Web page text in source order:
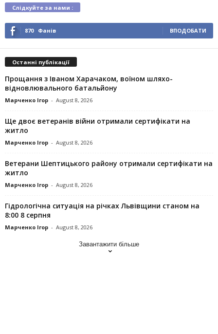
Слідкуйте за нами :
870 Фанів ВПОДОБАТИ
Останні публікації
Прощання з Іваном Харачаком, воїном шляхо-
відновлювального батальйону
Марченко Ігор - August 8, 2026
Ще двоє ветеранів війни отримали сертифікати на
житло
Марченко Ігор - August 8, 2026
Ветерани Шептицького району отримали сертифікати на
житло
Марченко Ігор - August 8, 2026
Гідрологічна ситуація на річках Львівщини станом на
8:00 8 серпня
Марченко Ігор - August 8, 2026
Завантажити більше